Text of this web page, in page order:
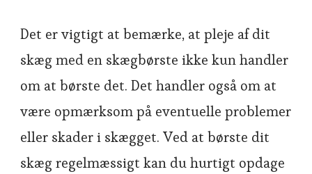
Det er vigtigt at bemærke, at pleje af dit
skæg med en skægbørste ikke kun handler
om at børste det. Det handler også om at
være opmærksom på eventuelle problemer
eller skader i skægget. Ved at børste dit
skæg regelmæssigt kan du hurtigt opdage